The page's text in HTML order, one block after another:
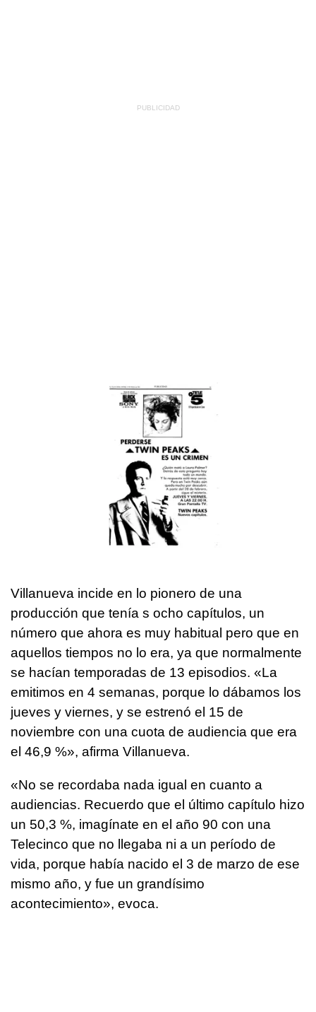
Villanueva incide en lo pionero de una
producción que tenía s ocho capítulos, un
número que ahora es muy habitual pero que en
aquellos tiempos no lo era, ya que normalmente
se hacían temporadas de 13 episodios. «La
emitimos en 4 semanas, porque lo dábamos los
jueves y viernes, y se estrenó el 15 de
noviembre con una cuota de audiencia que era
el 46,9 %», afirma Villanueva.
«No se recordaba nada igual en cuanto a
audiencias. Recuerdo que el último capítulo hizo
un 50,3 %, imagínate en el año 90 con una
Telecinco que no llegaba ni a un período de
vida, porque había nacido el 3 de marzo de ese
mismo año, y fue un grandísimo
acontecimiento», evoca.